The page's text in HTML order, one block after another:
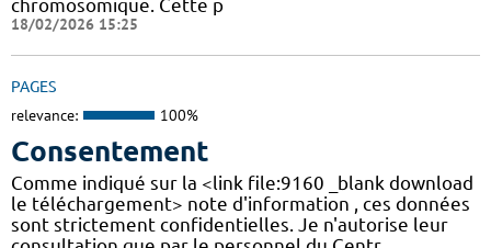
chromosomique. Cette p
18/02/2026 15:25
PAGES
relevance: 100%
Consentement
Comme indiqué sur la <link file:9160 _blank download
le téléchargement> note d'information , ces données
sont strictement confidentielles. Je n'autorise leur